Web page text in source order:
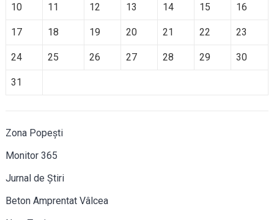
10 11 12 13 14 15 16
17 18 19 20 21 22 23
24 25 26 27 28 29 30
31
Zona Popești
Monitor 365
Jurnal de Știri
Beton Amprentat Vâlcea